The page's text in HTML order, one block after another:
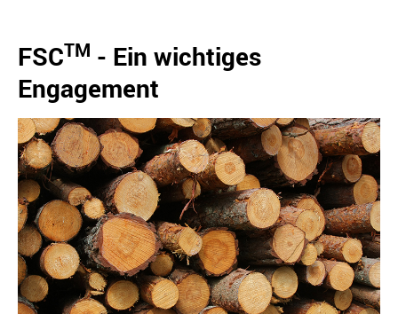
FSCTM - Ein wichtiges
Engagement